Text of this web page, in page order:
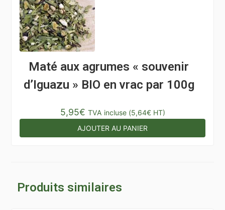
Maté aux agrumes « souvenir
d’Iguazu » BIO en vrac par 100g
5,95€ TVA incluse (5,64€HT)
AJOUTER AU PANIER
Produits similaires